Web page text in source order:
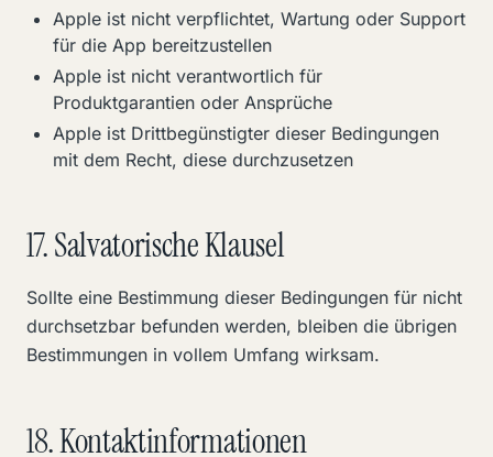
Apple ist nicht verpflichtet, Wartung oder Support
für die App bereitzustellen
Apple ist nicht verantwortlich für
Produktgarantien oder Ansprüche
Apple ist Drittbegünstigter dieser Bedingungen
mit dem Recht, diese durchzusetzen
17. Salvatorische Klausel
Sollte eine Bestimmung dieser Bedingungen für nicht
durchsetzbar befunden werden, bleiben die übrigen
Bestimmungen in vollem Umfang wirksam.
18. Kontaktinformationen